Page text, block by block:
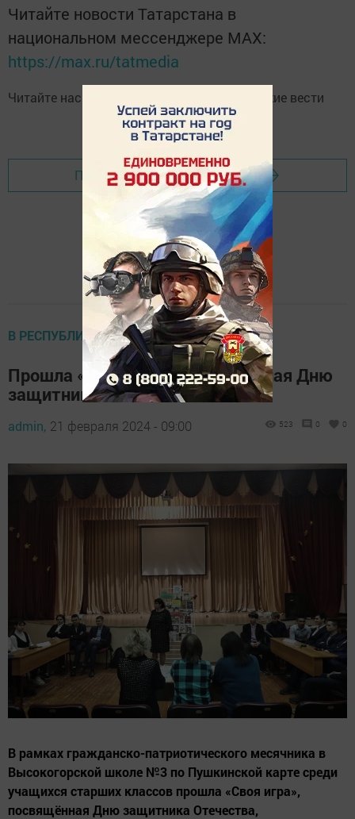
Читайте новости Татарстана в
национальном мессенджере MАХ:
https://max.ru/tatmedia
Читайте нас в Высокогорские вести
Перейти на страницу новости
В РЕСПУБЛИКЕ
Прошла «Своя игра», посвящённая Дню
защитника Отечества
admin, 21 февраля 2024 - 09:00 523 0 0
В рамках гражданско-патриотического месячника в
Высокогорской школе №3 по Пушкинской карте среди
учащихся старших классов прошла «Своя игра»,
посвящённая Дню защитника Отечества,